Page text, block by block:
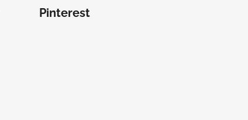
Pinterest